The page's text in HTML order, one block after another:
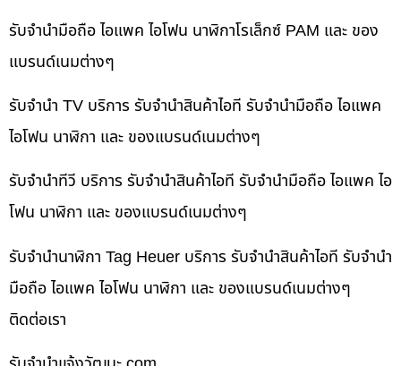
รับจำนำมือถือ ไอแพค ไอโฟน นาฬิกาโรเล็กซ์ PAM และ ของ
แบรนด์เนมต่างๆ
รับจำนำ TV บริการ รับจำนำสินค้าไอที รับจำนำมือถือ ไอแพค
ไอโฟน นาฬิกา และ ของแบรนด์เนมต่างๆ
รับจำนำทีวี บริการ รับจำนำสินค้าไอที รับจำนำมือถือ ไอแพค ไอ
โฟน นาฬิกา และ ของแบรนด์เนมต่างๆ
รับจำนำนาฬิกา Tag Heuer บริการ รับจำนำสินค้าไอที รับจำนำ
มือถือ ไอแพค ไอโฟน นาฬิกา และ ของแบรนด์เนมต่างๆ
ติดต่อเรา